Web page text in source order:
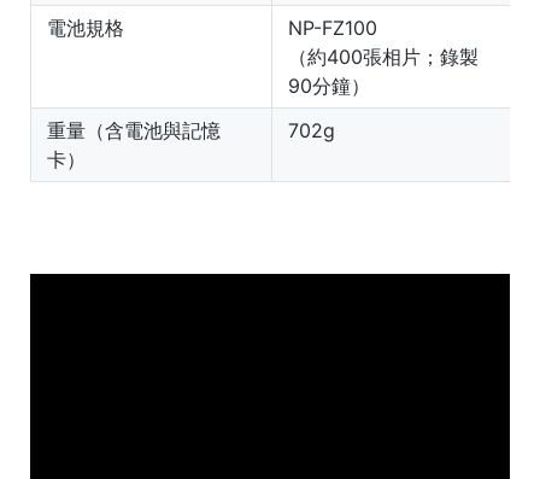
電池規格
NP-FZ100
（約400張相片；錄製
90分鐘）
重量（含電池與記憶
卡）
702g